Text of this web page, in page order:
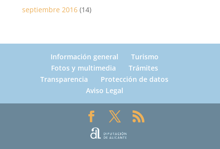
septiembre 2016(14)
Información general
Turismo
Fotos y multimedia
Trámites
Transparencia
Protección de datos
Aviso Legal